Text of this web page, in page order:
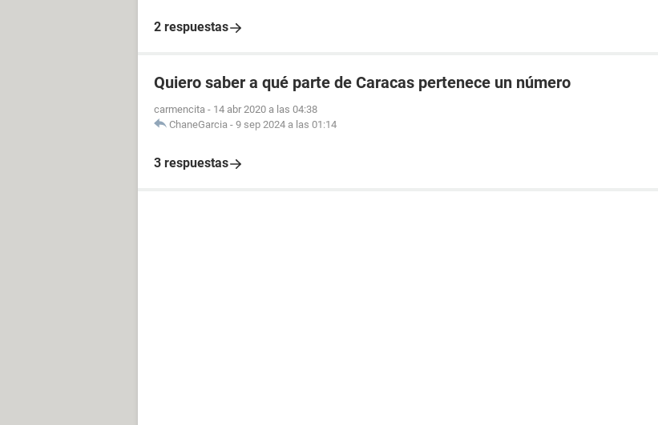
2 respuestas
Quiero saber a qué parte de Caracas pertenece un número
carmencita - 14 abr 2020 a las 04:38
ChaneGarcia - 9 sep 2024 a las 01:14
3 respuestas